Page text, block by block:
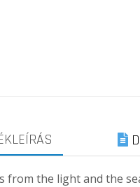
from the light and the